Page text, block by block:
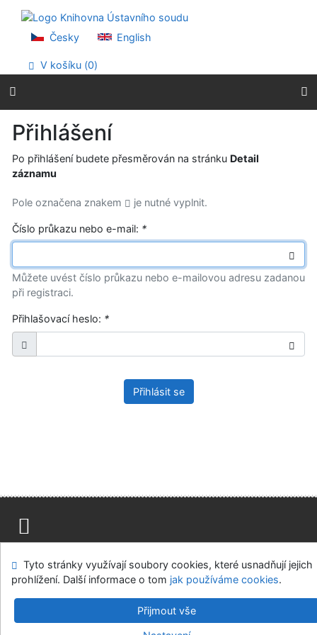
Přejít na menu
Prohlášení o webové přístupnosti
Česky English
V košíku (0)
Přihlášení
Po přihlášení budete přesměrován na stránku Detail
záznamu
Pole označena znakem je nutné vyplnit.
Číslo průkazu nebo e-mail: *
Můžete uvést číslo průkazu nebo e-mailovou adresu zadanou
při registraci.
Přihlašovací heslo: *
Přihlásit se
Modul OpenSearch
Napište nám Nastavení cookies
Ústavní soud, IČO: 48513687, se sídlem Joštova 625/8,
Tyto stránky využívají soubory cookies, které usnadňují jejich
prohlížení. Další informace o tom jak používáme cookies.
Přijmout vše